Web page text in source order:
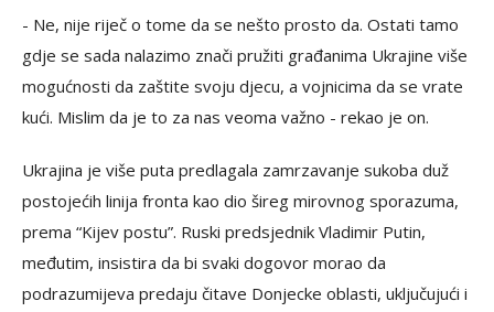
- Ne, nije riječ o tome da se nešto prosto da. Ostati tamo
gdje se sada nalazimo znači pružiti građanima Ukrajine više
mogućnosti da zaštite svoju djecu, a vojnicima da se vrate
kući. Mislim da je to za nas veoma važno - rekao je on.
Ukrajina je više puta predlagala zamrzavanje sukoba duž
postojećih linija fronta kao dio šireg mirovnog sporazuma,
prema “Kijev postu”. Ruski predsjednik Vladimir Putin,
međutim, insistira da bi svaki dogovor morao da
podrazumijeva predaju čitave Donjecke oblasti, uključujući i